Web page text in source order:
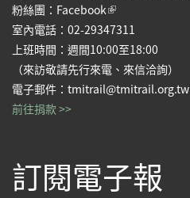
粉絲團： Facebook(link is external)
室內電話：02-29347311
上班時間：週間10:00至18:00
（來訪敬請先行來電、來信洽詢）
電子郵件： tmitrail@tmitrail.org.tw
前往捐款 >>
訂閱電子報